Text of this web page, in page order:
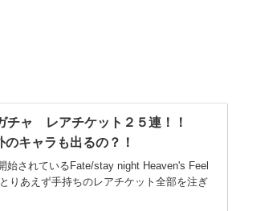
ャ レアチケット２５連！！
キャラも出るの？！
始されているFate/stay night Heaven's Feel
りあえず手持ちのレアチケット全部を注ぎ